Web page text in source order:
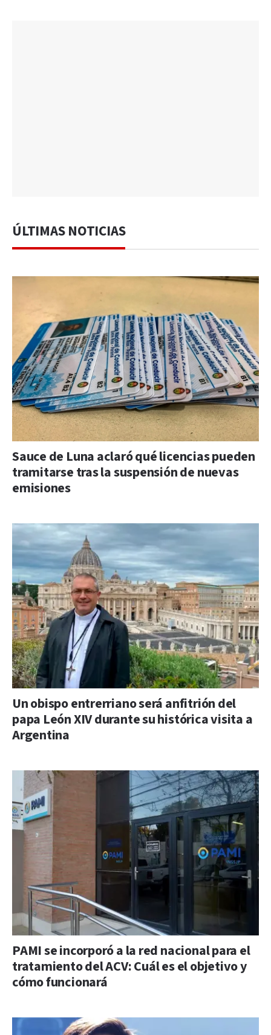
ÚLTIMAS NOTICIAS
Sauce de Luna aclaró qué licencias pueden
tramitarse tras la suspensión de nuevas
emisiones
Un obispo entrerriano será anfitrión del
papa León XIV durante su histórica visita a
Argentina
PAMI se incorporó a la red nacional para el
tratamiento del ACV: Cuál es el objetivo y
cómo funcionará